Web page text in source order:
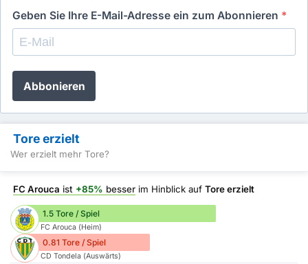
Geben Sie Ihre E-Mail-Adresse ein zum Abonnieren *
Abbonieren
Tore erzielt
Wer erzielt mehr Tore?
FC Arouca ist +85% besser im Hinblick auf Tore erzielt
1.5 Tore / Spiel
FC Arouca (Heim)
0.81 Tore / Spiel
CD Tondela (Auswärts)